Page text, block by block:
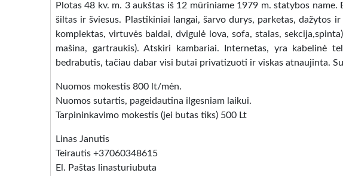
Plotas 48 kv. m. 3 aukštas iš 12 mūriniame 1979 m. statybos
šiltas ir šviesus. Plastikiniai langai, šarvo durys, parketas, dažytos
komplektas, virtuvės baldai, dvigulė lova, sofa, stalas,
mašina, gartraukis). Atskiri kambariai. Internetas, yra kabelinė
bedrabutis, tačiau dabar visi butai privatizuoti ir viskas atnaujinta.
Nuomos mokestis 800 lt/mėn.
Nuomos sutartis, pageidautina ilgesniam laikui.
Tarpininkavimo mokestis (jei butas tiks) 500 Lt
Linas Janutis
Teirautis +37060348615
El. Paštas linasturiubuta